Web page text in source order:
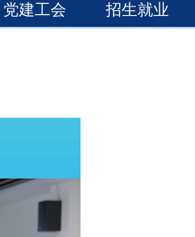
党建工会 招生就业